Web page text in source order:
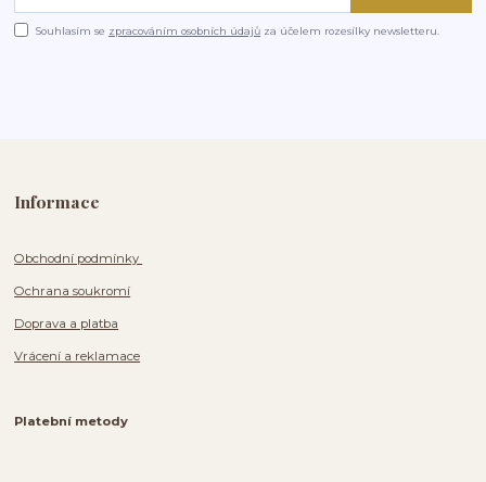
Souhlasím se zpracováním osobních údajů za účelem rozesílky newsletteru.
Informace
Obchodní podmínky
Ochrana soukromí
Doprava a platba
Vrácení a reklamace
Platební metody